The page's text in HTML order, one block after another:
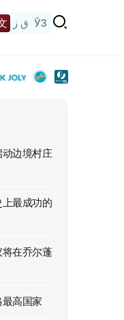
ق ز ЎЗ
边境村庄
最成功的
在乔尔蓬
高国家